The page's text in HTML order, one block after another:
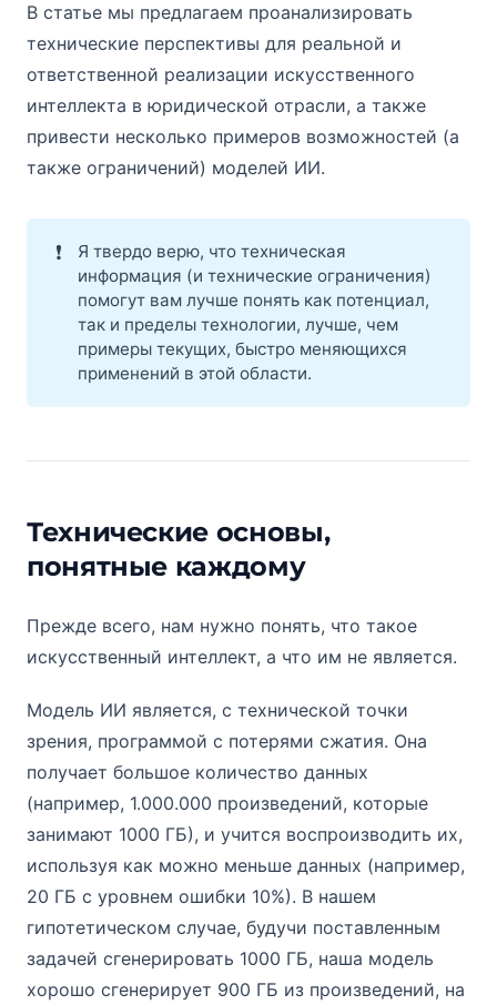
В статье мы предлагаем проанализировать
технические перспективы для реальной и
ответственной реализации искусственного
интеллекта в юридической отрасли, а также
привести несколько примеров возможностей (а
также ограничений) моделей ИИ.
❗
Я твердо верю, что техническая
информация (и технические ограничения)
помогут вам лучше понять как потенциал,
так и пределы технологии, лучше, чем
примеры текущих, быстро меняющихся
применений в этой области.
Технические основы,
понятные каждому
Прежде всего, нам нужно понять, что такое
искусственный интеллект, а что им не является.
Модель ИИ является, с технической точки
зрения, программой с потерями сжатия. Она
получает большое количество данных
(например, 1.000.000 произведений, которые
занимают 1000 ГБ), и учится воспроизводить их,
используя как можно меньше данных (например,
20 ГБ с уровнем ошибки 10%). В нашем
гипотетическом случае, будучи поставленным
задачей сгенерировать 1000 ГБ, наша модель
хорошо сгенерирует 900 ГБ из произведений, на